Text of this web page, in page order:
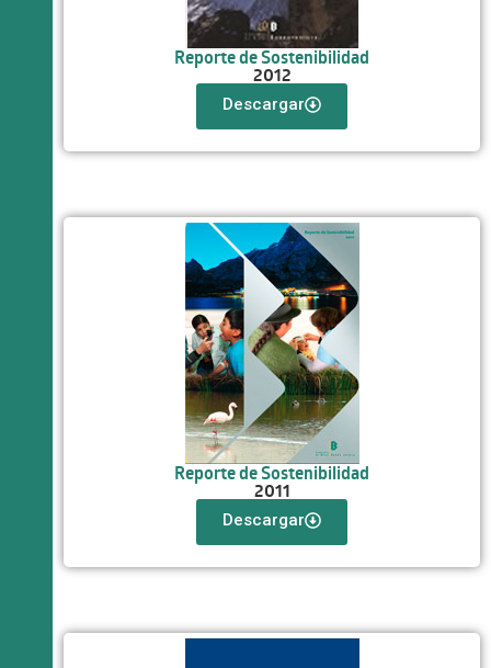
Reporte de Sostenibilidad
2012
Descargar
Reporte de Sostenibilidad
2011
Descargar